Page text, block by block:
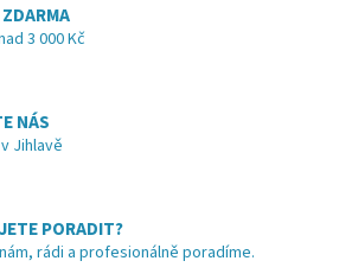
í
p
i
s
n
í
3 000 Kč
NÁS
Jihlavě
PORADIT?
rádi a profesionálně poradíme.